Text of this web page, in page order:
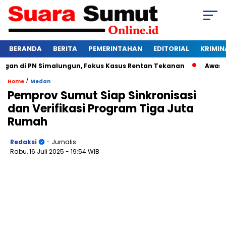
BERANDA BERITA PEMERINTAHAN EDITORIAL
PN Simalungun, Fokus Kasus Rentan Tekanan Awas
Home / Medan
Pemprov Sumut Siap Sinkronisasi
dan Verifikasi Program Tiga Juta
Rumah
Redaksi
- Jurnalis
Rabu, 16 Juli 2025 - 19:54 WIB